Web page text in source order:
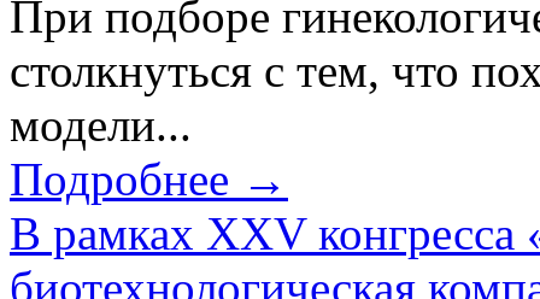
При подборе
столкнуться с тем, что
модели...
Подробнее →
В рамках XXV конгресса
биотехнологическая